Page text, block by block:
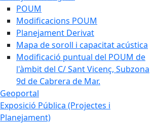
POUM
Modificacions POUM
Planejament Derivat
Mapa de soroll i capacitat acústica
Modificació puntual del POUM de
l'àmbit del C/ Sant Vicenç, Subzona
9d de Cabrera de Mar.
Geoportal
Exposició Pública (Projectes i
Planejament)